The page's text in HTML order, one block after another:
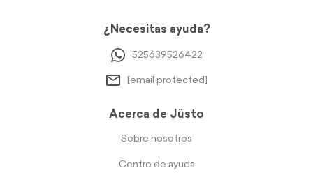
¿Necesitas ayuda?
525639526422
[email protected]
Acerca de Jüsto
Sobre nosotros
Centro de ayuda